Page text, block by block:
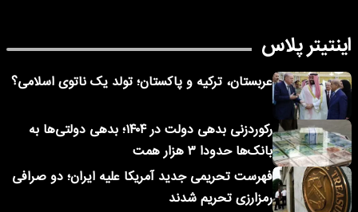
اینتیتر پلاس
عربستان، ترکیه و پاکستان؛ تولد یک ناتوی اسلامی؟
رکوردزنی بدهی دولت در ۱۴۰۴؛ بدهی دولتی‌ها به
بانک‌ها حدودا ۳ هزار همت
فهرست تحریمی جدید آمریکا علیه ایران؛ دو صرافی
رمزارزی تحریم شدند